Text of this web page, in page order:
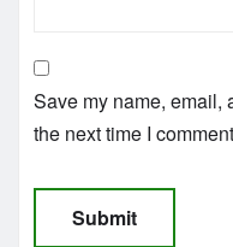
Save my name, email,
the next time I